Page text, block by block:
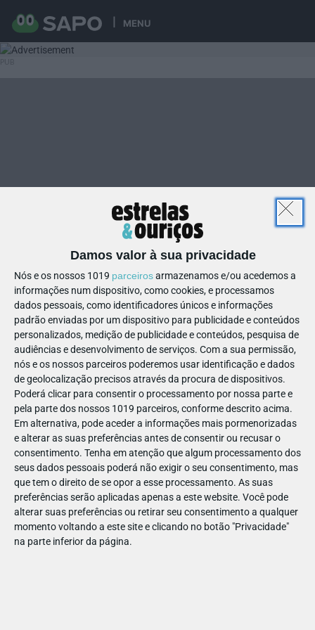
MENU
Damos valor à sua privacidade
Nós e os nossos 1019 parceirosarmazenamos e/ou acedemos a
informações num dispositivo, como cookies, e processamos
dados pessoais, como identificadores únicos e informações
padrão enviadas por um dispositivo para publicidade e conteúdos
personalizados, medição de publicidade e conteúdos, pesquisa de
audiências e desenvolvimento de serviços. Com a sua permissão,
nós e os nossos parceiros poderemos usar identificação e dados
de geolocalização precisos através da procura de dispositivos.
Poderá clicar para consentir o processamento por nossa parte e
pela parte dos nossos 1019 parceiros, conforme descrito acima.
Em alternativa, pode aceder a informações mais pormenorizadas
e alterar as suas preferências antes de consentir ou recusar o
consentimento. Tenha em atenção que algum processamento dos
seus dados pessoais poderá não exigir o seu consentimento, mas
que tem o direito de se opor a esse processamento. As suas
preferências serão aplicadas apenas a este website. Você pode
alterar suas preferências ou retirar seu consentimento a qualquer
momento voltando a este site e clicando no botão "Privacidade"
na parte inferior da página.
26
105652439177403